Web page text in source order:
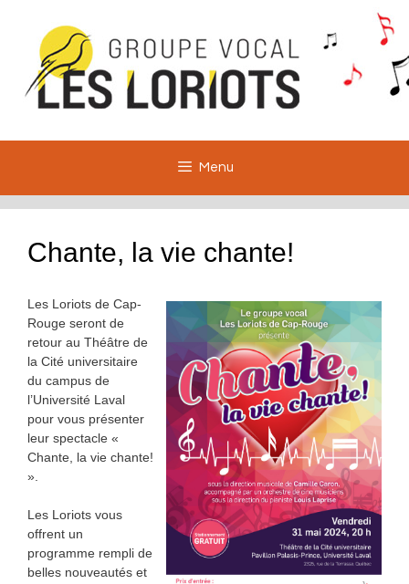
contenu
Menu
Chante, la vie chante!
Les Loriots de Cap-
Rouge seront de
retour au Théâtre de
la Cité universitaire
du campus de
l’Université Laval
pour vous présenter
leur spectacle «
Chante, la vie chante!
».
Les Loriots vous
offrent un
programme rempli de
belles nouveautés et